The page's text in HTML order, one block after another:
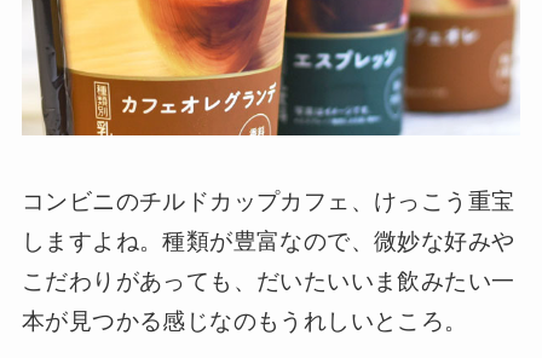
コンビニのチルドカップカフェ、けっこう重宝
しますよね。種類が豊富なので、微妙な好みや
こだわりがあっても、だいたいいま飲みたい一
本が見つかる感じなのもうれしいところ。